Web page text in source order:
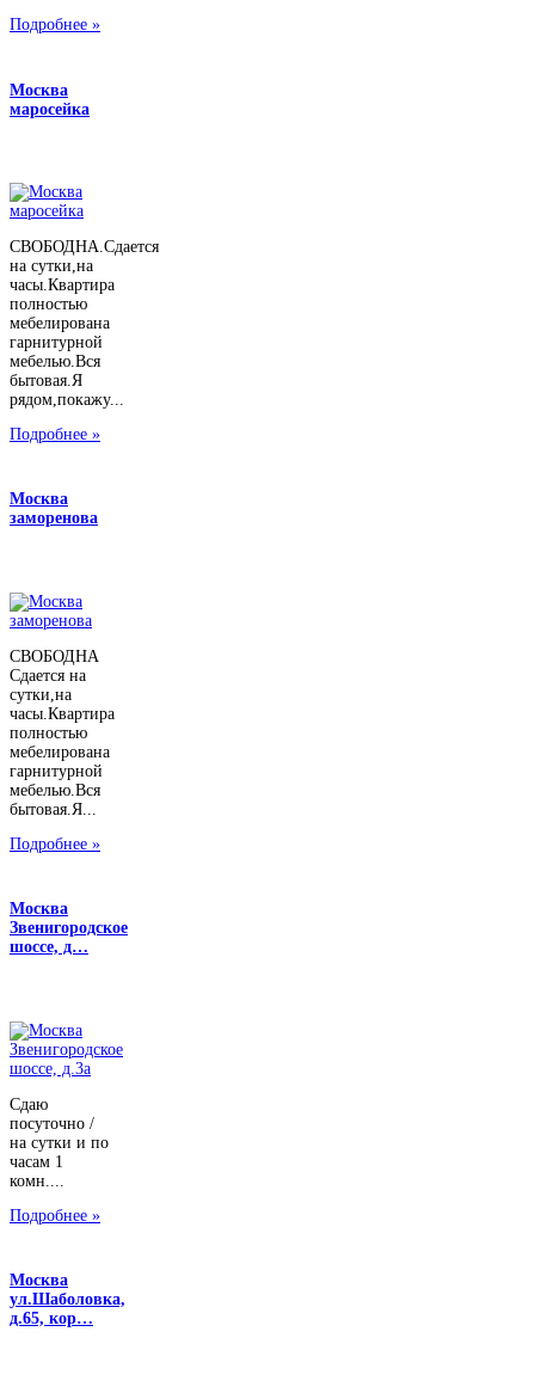
Подробнее »
Москва
маросейка
СВОБОДНА.Сдается
на сутки,на
часы.Квартира
полностью
мебелирована
гарнитурной
мебелью.Вся
бытовая.Я
рядом,покажу...
Подробнее »
Москва
заморенова
СВОБОДНА
Сдается на
сутки,на
часы.Квартира
полностью
мебелирована
гарнитурной
мебелью.Вся
бытовая.Я...
Подробнее »
Москва
Звенигородское
шоссе, д…
Сдаю
посуточно /
на сутки и по
часам 1
комн....
Подробнее »
Москва
ул.Шаболовка,
д.65, кор…